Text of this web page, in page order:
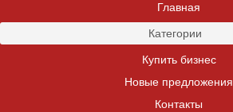
Главная
Категории
Купить бизнес
Новые предложения
Контакты